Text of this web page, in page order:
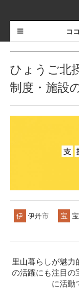
コ
ひょうご北
制度・施設
伊 伊丹市 宝
里山暮らしが魅力
の活躍にも注目の
に活動